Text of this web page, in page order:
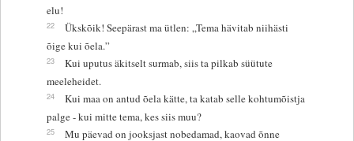
elu!
22
Ükskõik! Seepärast ma ütlen: „Tema hävitab niihästi
õige kui õela.”
23
Kui uputus äkitselt surmab, siis ta pilkab süütute
meeleheidet.
24
Kui maa on antud õela kätte, ta katab selle kohtumõistja
palge - kui mitte tema, kes siis muu?
25 Mu päevad on jooksjast nobedamad, kaovad õnne